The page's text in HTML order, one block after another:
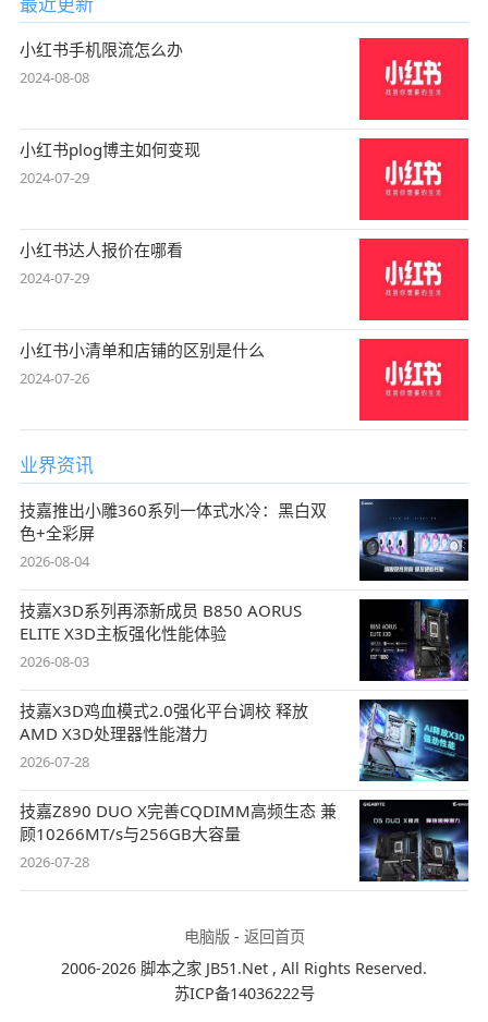
小红书手机限流怎么办
2024-08-08
小红书plog博主如何变现
2024-07-29
小红书达人报价在哪看
2024-07-29
小红书小清单和店铺的区别是什么
2024-07-26
业界资讯
技嘉推出小雕360系列一体式水冷：黑白双
色+全彩屏
2026-08-04
技嘉X3D系列再添新成员 B850 AORUS
ELITE X3D主板强化性能体验
2026-08-03
技嘉X3D鸡血模式2.0强化平台调校 释放
AMD X3D处理器性能潜力
2026-07-28
技嘉Z890 DUO X完善CQDIMM高频生态 兼
顾10266MT/s与256GB大容量
2026-07-28
电脑版- 返回首页
2006-2026 脚本之家 JB51.Net , All Rights Reserved.
苏ICP备14036222号